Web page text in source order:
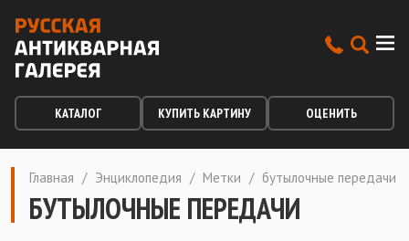
КАТАЛОГ КУПИТЬ КАРТИНУ ОЦЕНИТЬ
Главная / Энциклопедия / Метки / бутылочные передачи
БУТЫЛОЧНЫЕ ПЕРЕДАЧИ